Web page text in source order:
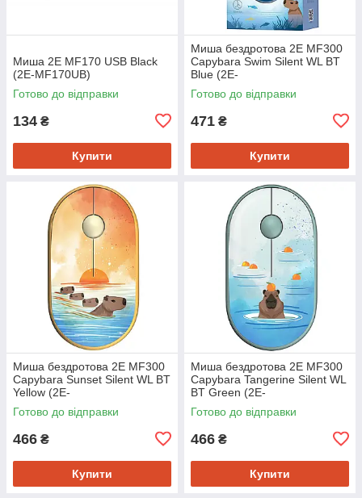
Миша 2E MF170 USB Black
(2E-MF170UB)
Готово до відправки
134 ₴
Купити
Миша бездротова 2E MF300
Capybara Swim Silent WL BT
Blue (2E-
MF300WCAPIBARABL)
Готово до відправки
471 ₴
Купити
Миша бездротова 2E MF300
Capybara Sunset Silent WL BT
Yellow (2E-
MF300WCAPIBARAYW)
Готово до відправки
466 ₴
Купити
Миша бездротова 2E MF300
Capybara Tangerine Silent WL
BT Green (2E-
MF300WCAPIBARAGN)
Готово до відправки
466 ₴
Купити